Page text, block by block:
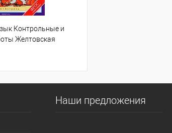
Контрольные и
Желтовская
Наши предложения